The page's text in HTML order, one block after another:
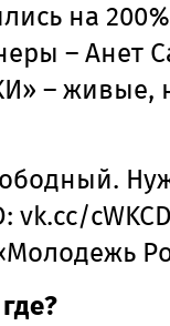
на
– Анет
– живые,
vk.cc/